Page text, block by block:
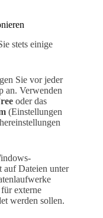
stets einige
Sie vor jeder
an. Verwenden
oder das
(Einstellungen
auf Dateien unter
externe
werden sollen.